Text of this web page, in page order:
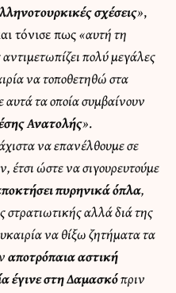
σχέσεις»,
τόνισε πως«αυτή τη
πολύ μεγάλες
να τοποθετηθώ στα
τα οποία συμβαίνουν
Ανατολής».
να επανέλθουμε σε
έτσι ώστε να σιγουρευτούμε
πυρηνικά όπλα,
στρατιωτικής αλλά διά της
να θίξω ζητήματα τα
αποτρόπαια αστική
έγινε στη Δαμασκόπριν